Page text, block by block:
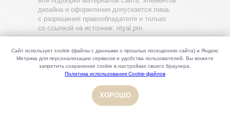
Сайт использует cookie (файлы с данными о прошлых посещениях сайта) и Яндекс
Метрика для персонализации сервисов и удобства пользователей. Вы можете
запретить сохранение cookie в настройках своего браузера.
Политика использования Cookie-файлов
ХОРОШО
дизайна и оформления допускается лишь
с разрешения правообладателя и только
со ссылкой на источник: rityal.pro